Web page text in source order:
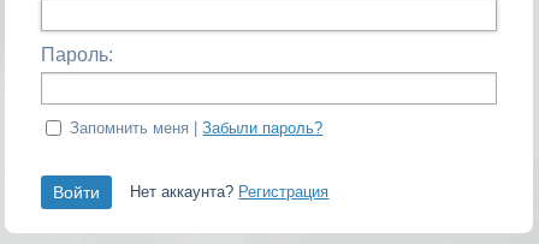
Пароль:
Запомнить меня |Забыли пароль?
Нет аккаунта? Регистрация